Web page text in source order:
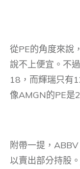
從PE的角度來說
說不上便宜。不
18，而輝瑞只有
像AMGN的PE是
附帶一提，
以賣出部分持股